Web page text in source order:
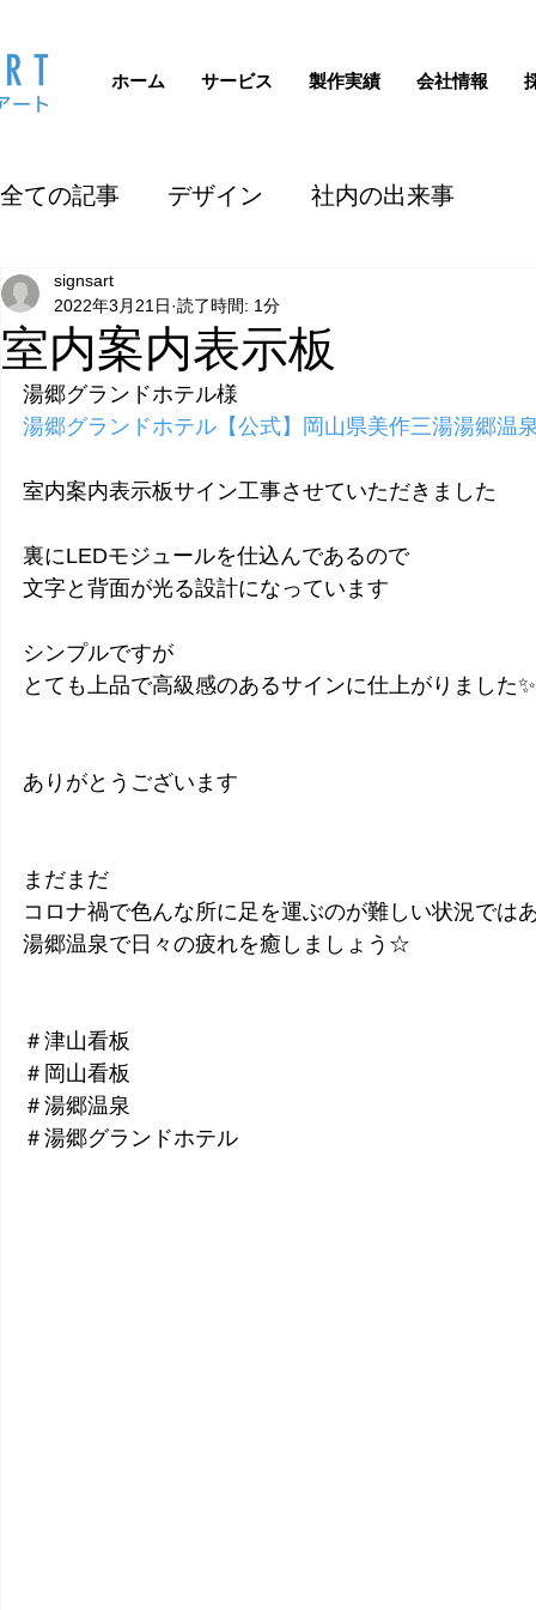
ホーム サービス 製作実績 会社情報
全ての記事 デザイン 社内の出来事
室内案内表示板
signsart
2022年3月21日 読了時間: 1分
湯郷グランドホテル様
湯郷グランドホテル【公式】岡山県美作三湯湯郷温
室内案内表示板サイン工事させていただきました
裏にLEDモジュールを仕込んであるので
文字と背面が光る設計になっています
シンプルですが
とても上品で高級感のあるサインに仕上がりました✨
ありがとうございます
まだまだ
コロナ禍で色んな所に足を運ぶのが難しい状況では
湯郷温泉で日々の疲れを癒しましょう☆
＃津山看板
＃岡山看板
＃湯郷温泉
＃湯郷グランドホテル